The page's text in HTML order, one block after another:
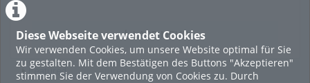
Diese Webseite verwendet Cookies
Wir verwenden Cookies, um unsere Website optimal für Sie
zu gestalten. Mit dem Bestätigen des Buttons "Akzeptieren"
stimmen Sie der Verwendung von Cookies zu. Durch
LADE MEHR
Featured